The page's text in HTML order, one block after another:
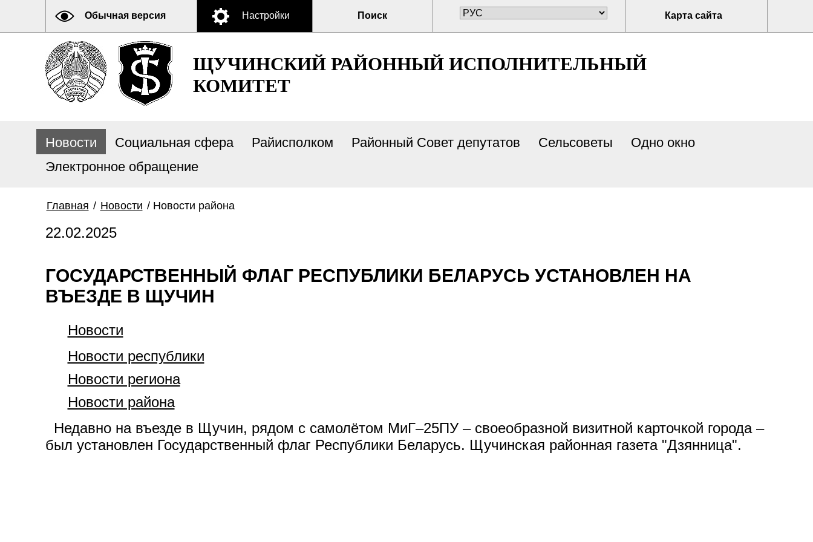
Обычная версия Настройки Поиск Карта сайта
ЩУЧИНСКИЙ РАЙОННЫЙ ИСПОЛНИТЕЛЬНЫЙ
КОМИТЕТ
Новости Социальная сфера Райисполком Районный Совет депутатов Сельсоветы
Одно окно
Электронное обращение
Главная / Новости / Новости района
22.02.2025
ГОСУДАРСТВЕННЫЙ ФЛАГ РЕСПУБЛИКИ БЕЛАРУСЬ УСТАНОВЛЕН НА
ВЪЕЗДЕ В ЩУЧИН
Новости
Новости республики
Новости региона
Новости района
Недавно на въезде в Щучин, рядом с самолётом МиГ–25ПУ – своеобразной визитной карточкой города –
был установлен Государственный флаг Республики Беларусь. Щучинская районная газета "Дзянница".